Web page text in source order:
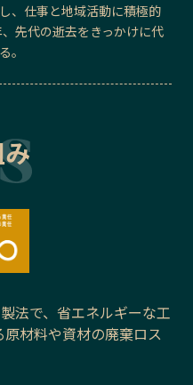
、仕事と地域活動に積極的
先代の逝去をきっかけに代
。
法で、省エネルギーな工
材料や資材の廃棄ロス